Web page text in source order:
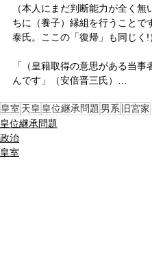
（本人にまだ判断能力が全く無
ちに（養子）縁組を行うことで
泰氏。ここの「復帰」も同じく!
「（皇籍取得の意思がある当事
んです」（安倍晋三氏）…
皇室 天皇 皇位継承問題 男系 旧宮家
皇位継承問題
政治
皇室